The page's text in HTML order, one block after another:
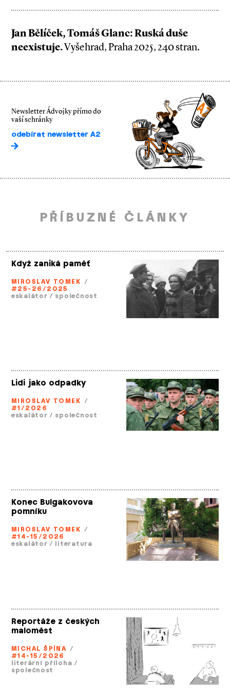
Jan Bělíček, Tomáš Glanc: Ruská duše
neexistuje.Vyšehrad, Praha 2025, 240 stran.
Newsletter Ádvojky přímo do
vaší schránky
odebírat newsletter A2
PŘÍBUZNÉ ČLÁNKY
Když zaniká paměť
MIROSLAV TOMEK /
#25-26/2025
eskalátor / společnost
Lidi jako odpadky
MIROSLAV TOMEK /
#1/2026
eskalátor / společnost
Konec Bulgakovova
pomníku
MIROSLAV TOMEK /
#14-15/2026
eskalátor / literatura
Reportáže z českých
maloměst
MICHAL ŠPÍNA /
#14-15/2026
literární příloha /
společnost